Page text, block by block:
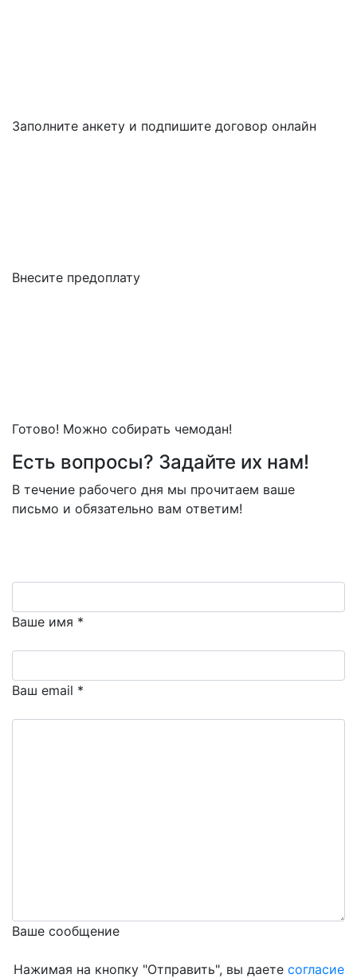
Заполните анкету и подпишите договор онлайн
Внесите предоплату
Готово! Можно собирать чемодан!
Есть вопросы? Задайте их нам!
В течение рабочего дня мы прочитаем ваше
письмо и обязательно вам ответим!
Ваше имя *
Ваш email *
Ваше сообщение
Нажимая на кнопку "Отправить", вы даете согласие